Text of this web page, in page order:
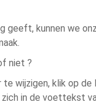
geeft, kunnen we
niet ?
wijzigen, klik op de
zich in de voettekst
2 tot 4